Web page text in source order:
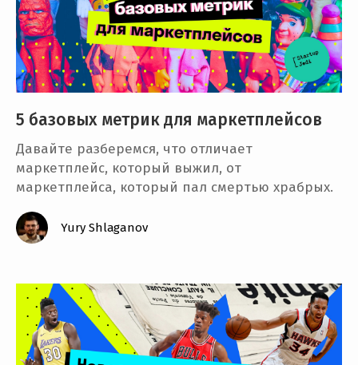
5 базовых метрик для маркетплейсов
Давайте разберемся, что отличает
маркетплейс, который выжил, от
маркетплейса, который пал смертью храбрых.
Yury Shlaganov